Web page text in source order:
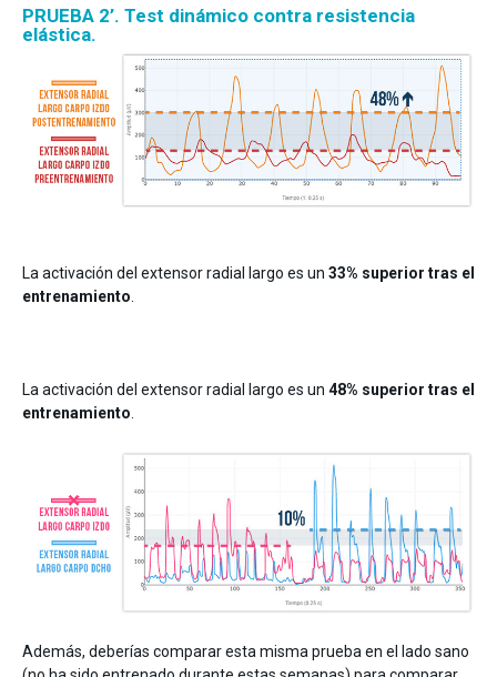
PRUEBA 2’. Test dinámico contra resistencia
elástica.
La activación del extensor radial largo es un 33% superior tras el
entrenamiento
La activación del extensor radial largo es un 48% superior tras el
entrenamiento
Además, deberías comparar esta misma prueba en el lado sano